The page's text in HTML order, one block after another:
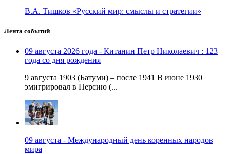
В.А. Тишков «Русский мир: смыслы и стратегии»
Лента событий
09 августа 2026 года - Китанин Петр Николаевич : 123
года со дня рождения
9 августа 1903 (Батуми) – после 1941 В июне 1930
эмигрировал в Персию (...
09 августа - Международный день коренных народов
мира